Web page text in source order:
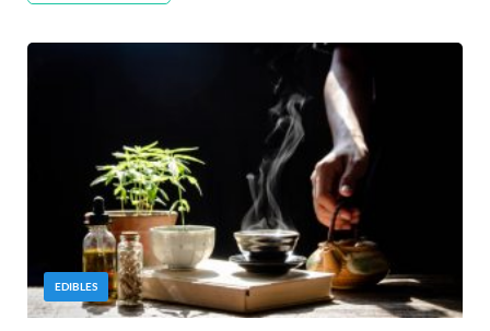
EDIBLES